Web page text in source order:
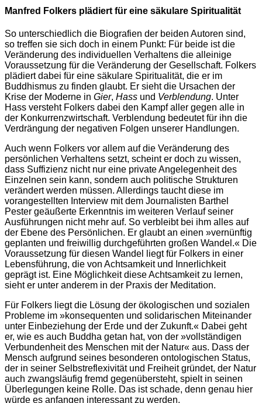
Manfred Folkers plädiert für eine säkulare Spiritualität
So unterschiedlich die Biografien der beiden Autoren sind,
so treffen sie sich doch in einem Punkt: Für beide ist die
Veränderung des individuellen Verhaltens die alleinige
Voraussetzung für die Veränderung der Gesellschaft. Folkers
plädiert dabei für eine säkulare Spiritualität, die er im
Buddhismus zu finden glaubt. Er sieht die Ursachen der
Krise der Moderne in Gier, Hass und Verblendung. Unter
Hass versteht Folkers dabei den Kampf aller gegen alle in
der Konkurrenzwirtschaft. Verblendung bedeutet für ihn die
Verdrängung der negativen Folgen unserer Handlungen.
Auch wenn Folkers vor allem auf die Veränderung des
persönlichen Verhaltens setzt, scheint er doch zu wissen,
dass Suffizienz nicht nur eine private Angelegenheit des
Einzelnen sein kann, sondern auch politische Strukturen
verändert werden müssen. Allerdings taucht diese im
vorangestellten Interview mit dem Journalisten Barthel
Pester geäußerte Erkenntnis im weiteren Verlauf seiner
Ausführungen nicht mehr auf. So verbleibt bei ihm alles auf
der Ebene des Persönlichen. Er glaubt an einen »vernünftig
geplanten und freiwillig durchgeführten großen Wandel.« Die
Voraussetzung für diesen Wandel liegt für Folkers in einer
Lebensführung, die von Achtsamkeit und Innerlichkeit
geprägt ist. Eine Möglichkeit diese Achtsamkeit zu lernen,
sieht er unter anderem in der Praxis der Meditation.
Für Folkers liegt die Lösung der ökologischen und sozialen
Probleme im »konsequenten und solidarischen Miteinander
unter Einbeziehung der Erde und der Zukunft.« Dabei geht
er, wie es auch Buddha getan hat, von der »vollständigen
Verbundenheit des Menschen mit der Natur« aus. Dass der
Mensch aufgrund seines besonderen ontologischen Status,
der in seiner Selbstreflexivität und Freiheit gründet, der Natur
auch zwangsläufig fremd gegenübersteht, spielt in seinen
Überlegungen keine Rolle. Das ist schade, denn genau hier
würde es anfangen interessant zu werden.